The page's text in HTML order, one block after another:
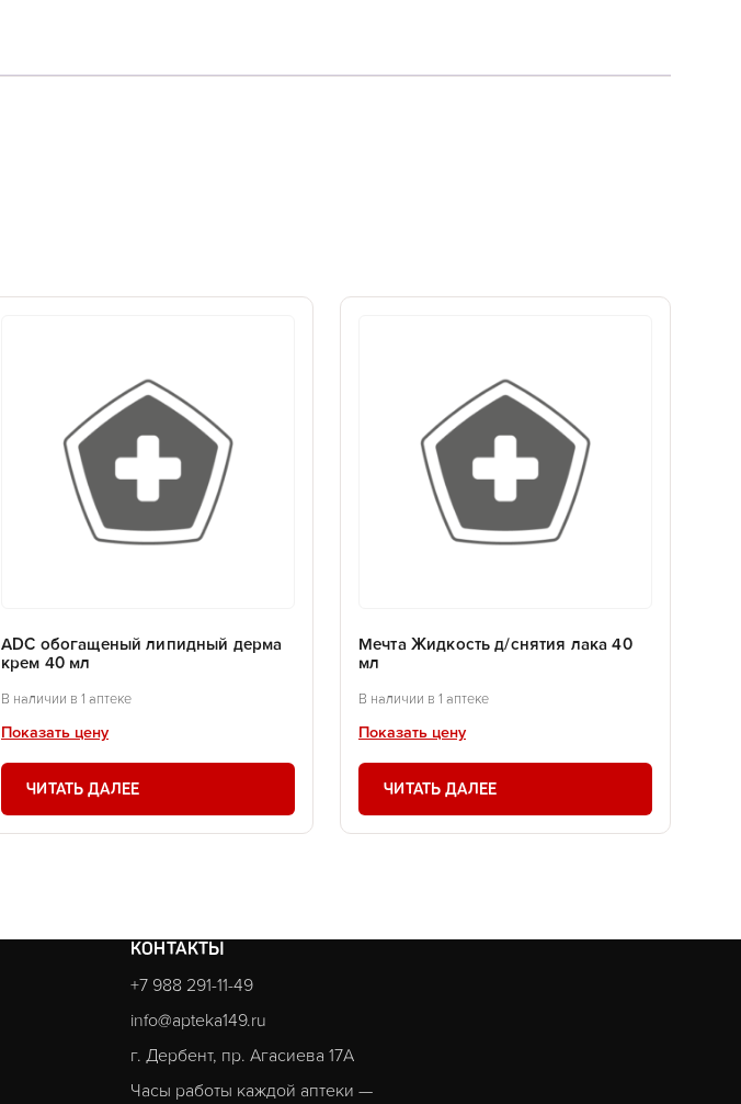
ADC обогащеный липидный дерма
крем 40 мл
В наличии в 1 аптеке
Показать цену
ЧИТАТЬ ДАЛЕЕ
Мечта Жидкость д/снятия лака 40
мл
В наличии в 1 аптеке
Показать цену
ЧИТАТЬ ДАЛЕЕ
КОНТАКТЫ
+7 988 291-11-49
info@apteka149.ru
г. Дербент, пр. Агасиева 17А
Часы работы каждой аптеки —